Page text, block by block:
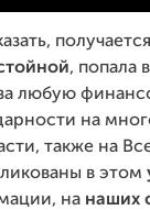
получается
, попала
любую
на
также на
в этом
на наших